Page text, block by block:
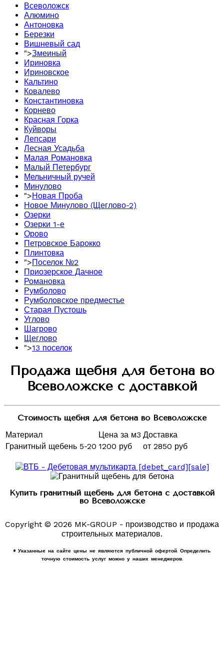
Всеволожск
Алюмино
Антоновка
Березки
Вишневый сад
">Змеиный
Ириновка
Ириновское
Кальтино
Ковалево
Константиновка
Корнево
Красная Горка
Куйворы
Лепсари
Лесная Усадьба
Малая Романовка
Малый Петербург
Мельничный ручей
Минулово
">Новая Проба
Новое Минулово (Щеглово-2)
Озерки
Озерки 1-е
Орово
Петровское Барокко
Плинтовка
">Поселок №2
Приозерское Дачное
Романовка
Румболово
Румболовское предместье
Старая Пустошь
Углово
Шагрово
Щеглово
">13 поселок
Продажа щебня для бетона во
Всеволожске с доставкой
Стоимость щебня для бетона во Всеволожске
Материал
Цена за м3 Доставка
Гранитный щебень 5-20 1200 руб от 2850 руб
Купить гранитный щебень для бетона с доставкой
во Всеволожске
Copyright © 2026 MK-GROUP - производство и продажа
строительных материалов.
* Указанные на сайте цены не являются публичной офертой. Определить
точную стоимость услуг можно у наших менеджеров.